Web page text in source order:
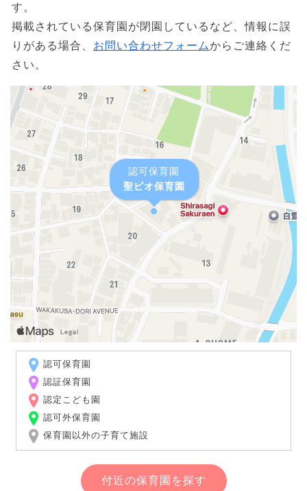
す。
掲載されている保育園が閉園しているなど、情報に誤
りがある場合、 お問い合わせフォームからご連絡くだ
さい。
認可保育園
聖ピオ保育園
認可保育園
認証保育園
認定こども園
認可外保育園
保育園以外の子育て施設
付近の保育園を探す